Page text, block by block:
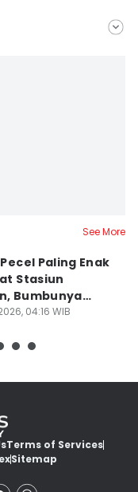
See More
Paling Enak
Stasiun
Bumbunya
04:16 WIB
Terms of Services
Sitemap